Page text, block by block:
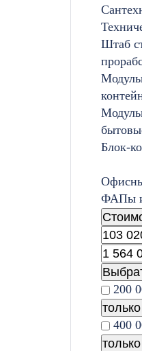
Штаб
Блок-
ФАПы
200
400